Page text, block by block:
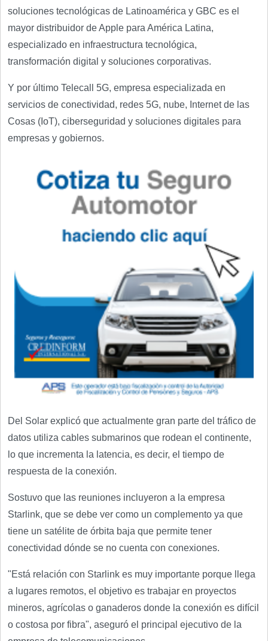
soluciones tecnológicas de Latinoamérica y GBC es el
mayor distribuidor de Apple para América Latina,
especializado en infraestructura tecnológica,
transformación digital y soluciones corporativas.
Y por último Telecall 5G, empresa especializada en
servicios de conectividad, redes 5G, nube, Internet de las
Cosas (IoT), ciberseguridad y soluciones digitales para
empresas y gobiernos.
Del Solar explicó que actualmente gran parte del tráfico de
datos utiliza cables submarinos que rodean el continente,
lo que incrementa la latencia, es decir, el tiempo de
respuesta de la conexión.
Sostuvo que las reuniones incluyeron a la empresa
Starlink, que se debe ver como un complemento ya que
tiene un satélite de órbita baja que permite tener
conectividad dónde se no cuenta con conexiones.
"Está relación con Starlink es muy importante porque llega
a lugares remotos, el objetivo es trabajar en proyectos
mineros, agrícolas o ganaderos donde la conexión es difícil
o costosa por fibra", aseguró el principal ejecutivo de la